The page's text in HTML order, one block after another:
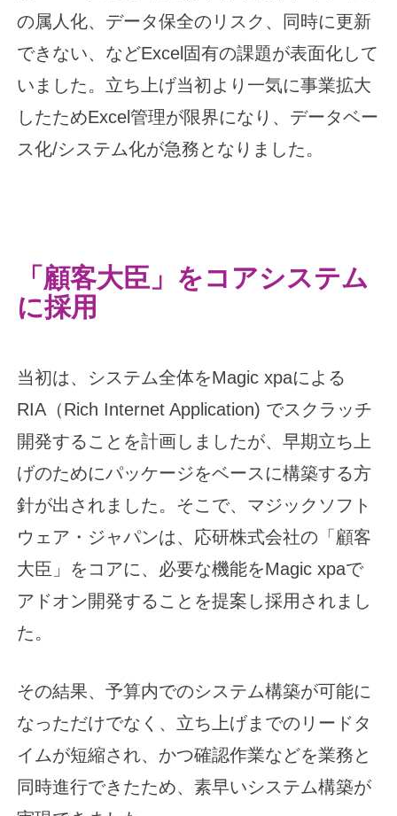
の属人化、データ保全のリスク、同時に更新
できない、などExcel固有の課題が表面化して
いました。立ち上げ当初より一気に事業拡大
したためExcel管理が限界になり、データベー
ス化/システム化が急務となりました。
「顧客大臣」をコアシステム
に採用
当初は、システム全体をMagic xpaによる
RIA（Rich Internet Application) でスクラッチ
開発することを計画しましたが、早期立ち上
げのためにパッケージをベースに構築する方
針が出されました。そこで、マジックソフト
ウェア・ジャパンは、応研株式会社の「顧客
大臣」をコアに、必要な機能をMagic xpaで
アドオン開発することを提案し採用されまし
た。
その結果、予算内でのシステム構築が可能に
なっただけでなく、立ち上げまでのリードタ
イムが短縮され、かつ確認作業などを業務と
同時進行できたため、素早いシステム構築が